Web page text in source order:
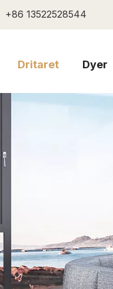
+86 13522528544
Dritaret Dyer